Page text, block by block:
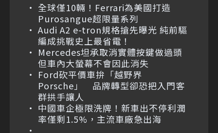
全球僅10輛！Ferrari為美國打造
Purosangue超限量系列
Audi A2 e-tron規格搶先曝光 純前驅
編成挑戰史上最省電！
Mercedes坦承取消實體按鍵做過頭
但車內大螢幕不會因此消失
Ford砍平價車拚「越野界
Porsche」 品牌轉型卻恐把入門客
群拱手讓人
中國車企極限洗牌！新車出不停利潤
率僅剩1.5%，主流車廠急出海